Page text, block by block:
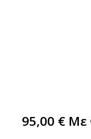
95,00 € Με